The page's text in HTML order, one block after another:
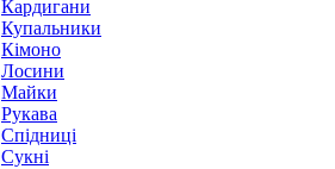
Кардигани
Купальники
Кімоно
Лосини
Майки
Рукава
Спідниці
Сукні